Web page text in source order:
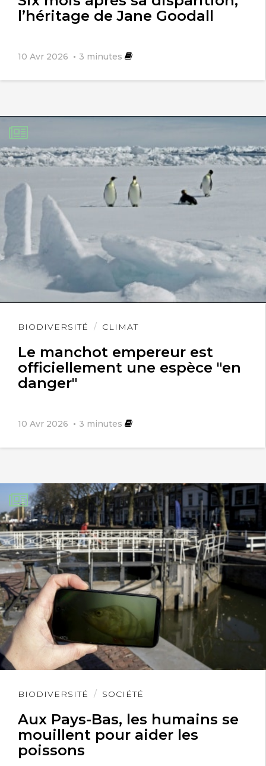
l’héritage de Jane Goodall
10 Avr 2026 3 minutes
BIODIVERSITÉ CLIMAT
Le manchot empereur est
officiellement une espèce "en
danger"
10 Avr 2026 3 minutes
Lire
BIODIVERSITÉ SOCIÉTÉ
Aux Pays-Bas, les humains se
mouillent pour aider les
poissons
Lire